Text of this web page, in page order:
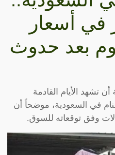
في أسعار
بعد حدوث
تشهد الأيام القادمة
في السعودية، موضحاً أن